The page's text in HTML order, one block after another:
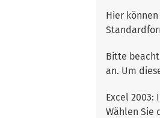
Hier
Bitte
an. Um
Excel 2003:
Wählen Sie